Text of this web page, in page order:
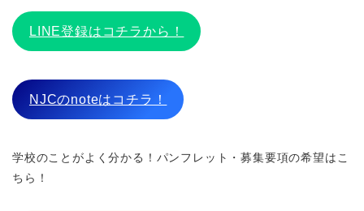
LINE登録はコチラから！
NJCのnoteはコチラ！
学校のことがよく分かる！パンフレット・募集要項の希望はこ
ちら！